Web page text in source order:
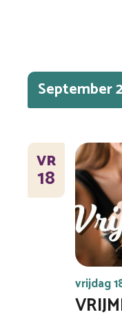
September
VR
18
vrijdag